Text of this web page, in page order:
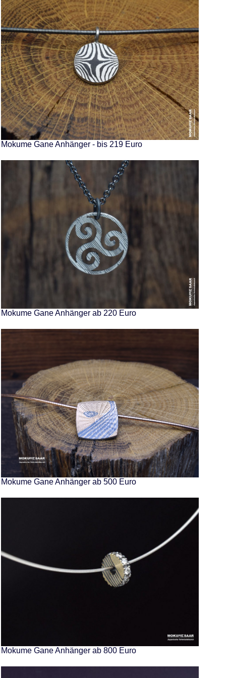
Mokume Gane Anhänger - bis 219 Euro
Mokume Gane Anhänger ab 220 Euro
Mokume Gane Anhänger ab 500 Euro
Mokume Gane Anhänger ab 800 Euro